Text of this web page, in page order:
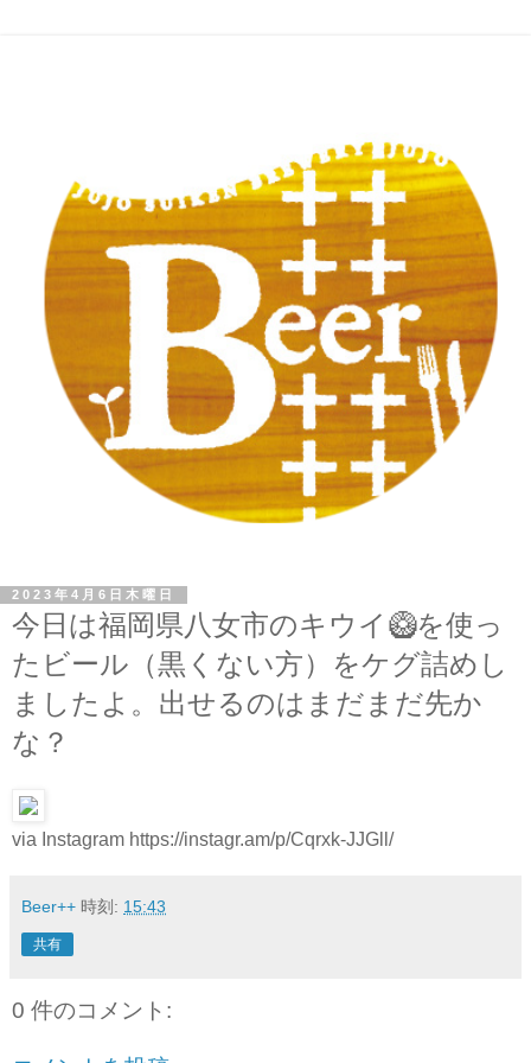
2023年4月6日木曜日
今日は福岡県八女市のキウイ🥝を使っ
たビール（黒くない方）をケグ詰めし
ましたよ。出せるのはまだまだ先か
な？
via Instagram https://instagr.am/p/Cqrxk-JJGll/
Beer++ 時刻: 15:43
共有
0 件のコメント: